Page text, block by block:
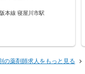
本線 寝屋川市駅
の薬剤師求人をもっと見る